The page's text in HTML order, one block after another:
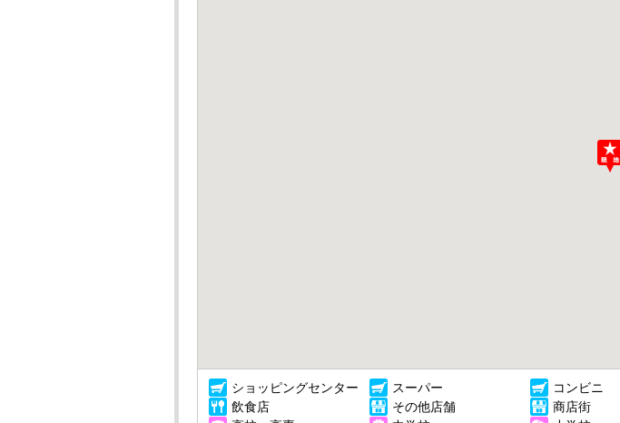
ショッピングセンター スーパー コンビニ
飲食店
その他店舗 商店街